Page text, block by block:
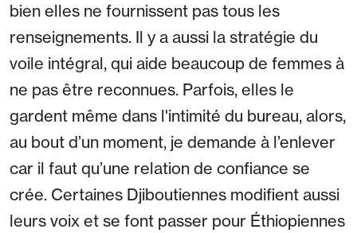
bien elles ne fournissent pas tous les
renseignements. Il y a aussi la stratégie du
voile intégral, qui aide beaucoup de femmes à
ne pas être reconnues. Parfois, elles le
gardent même dans l'intimité du bureau, alors,
au bout d’un moment, je demande à l’enlever
car il faut qu’une relation de confiance se
crée. Certaines Djiboutiennes modifient aussi
leurs voix et se font passer pour Éthiopiennes